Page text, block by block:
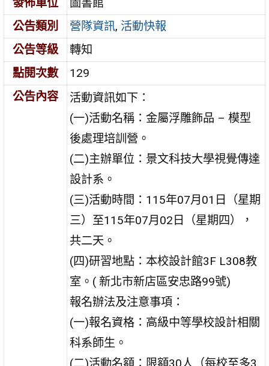
發佈單位
圖書館
公告類別
營隊資訊, 活動快報
公告等級
轉知
點閱次數
129
公告內容
活動資訊如下：
(一)活動名稱：金屬浮雕飾品 – 模型
後處理培訓營。
(二)主辦單位：景文科技大學視覺傳達
設計系。
(三)活動時間：115年07月01日（星期
三）至115年07月02日（星期四），
共二天。
(四)研習地點：本校設計館3F L308教
室。( 新北市新店區安忠路99號)
報名辦法及注意事項：
(一)報名資格：高級中等學校設計相關
科系師生。